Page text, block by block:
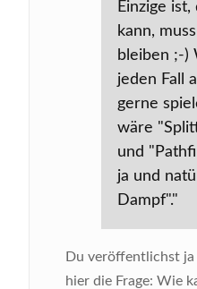
Einzige
kann,
bleiben ;-)
jeden Fall
gerne
wäre
und
ja und
Dampf"."
Du veröffentlichst ja
hier die Frage: Wie